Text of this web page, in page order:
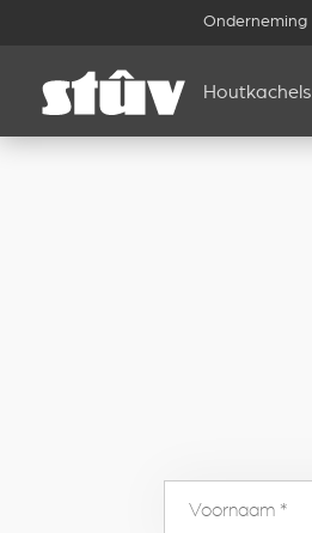
Onderneming
Houtkachels